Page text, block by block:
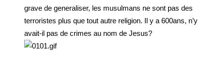
grave de generaliser, les musulmans ne sont pas des
terroristes plus que tout autre religion. Il y a 600ans, n’y
avait-il pas de crimes au nom de Jesus?